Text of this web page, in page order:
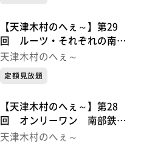
【天津木村のへぇ～】第29
回 ルーツ・それぞれの南
部 南部鉄器シリーズ④
天津木村のへぇ～
定額見放題
【天津木村のへぇ～】第28
回 オンリーワン 南部鉄器
シリーズ③
天津木村のへぇ～